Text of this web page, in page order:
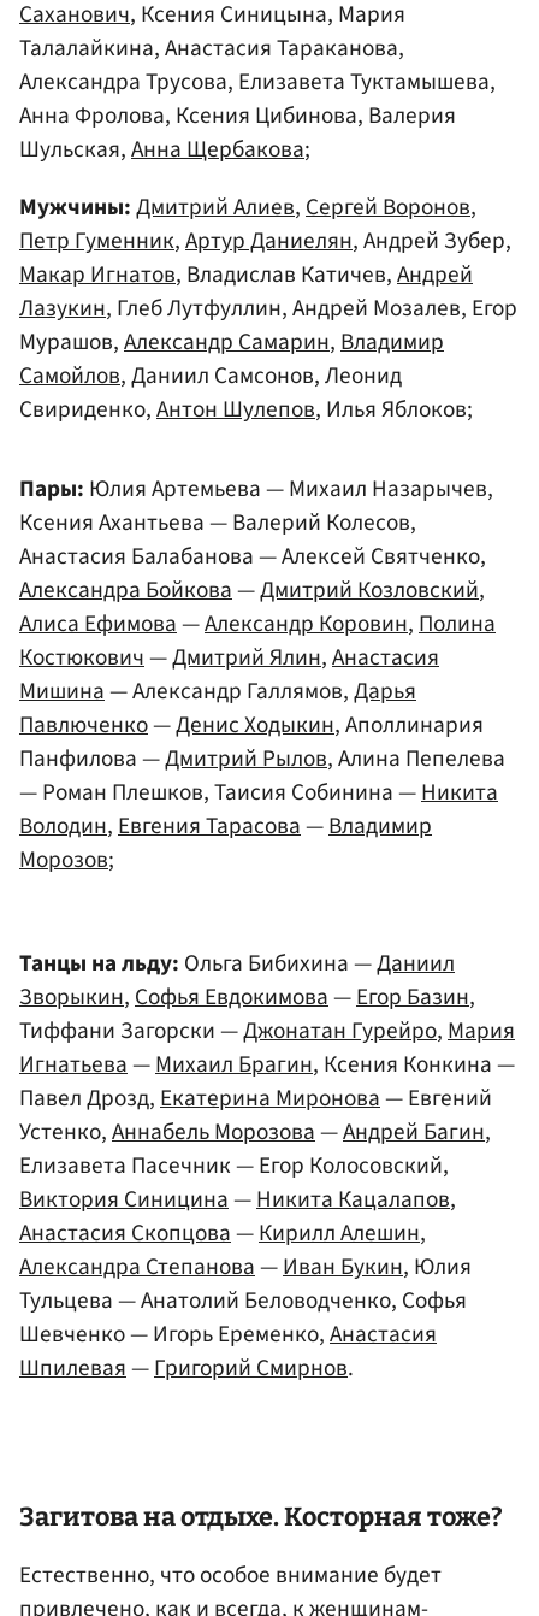
Саханович, Ксения Синицына, Мария
Талалайкина, Анастасия Тараканова,
Александра Трусова, Елизавета Туктамышева,
Анна Фролова, Ксения Цибинова, Валерия
Шульская,Анна Щербакова;
Мужчины:Дмитрий Алиев,Сергей Воронов,
Петр Гуменник,Артур Даниелян, Андрей Зубер,
Макар Игнатов, Владислав Катичев,Андрей
Лазукин, Глеб Лутфуллин, Андрей Мозалев, Егор
Мурашов,Александр Самарин,Владимир
Самойлов, Даниил Самсонов, Леонид
Свириденко,Антон Шулепов, Илья Яблоков;
Пары: Юлия Артемьева — Михаил Назарычев,
Ксения Ахантьева — Валерий Колесов,
Анастасия Балабанова — Алексей Святченко,
Александра Бойкова—Дмитрий Козловский,
Алиса Ефимова—Александр Коровин,Полина
Костюкович—Дмитрий Ялин,Анастасия
Мишина— Александр Галлямов,Дарья
Павлюченко—Денис Ходыкин, Аполлинария
Панфилова —Дмитрий Рылов, Алина Пепелева
— Роман Плешков, Таисия Собинина —Никита
Володин,Евгения Тарасова—Владимир
Морозов;
Танцы на льду: Ольга Бибихина —Даниил
Зворыкин, Софья Евдокимова—Егор Базин,
Тиффани Загорски —Джонатан Гурейро, Мария
Игнатьева—Михаил Брагин, Ксения Конкина —
Павел Дрозд, Екатерина Миронова— Евгений
Устенко,Аннабель Морозова—Андрей Багин,
Елизавета Пасечник — Егор Колосовский,
Виктория Синицина—Никита Кацалапов,
Анастасия Скопцова—Кирилл Алешин,
Александра Степанова—Иван Букин, Юлия
Тульцева — Анатолий Беловодченко, Софья
Шевченко — Игорь Еременко,Анастасия
Шпилевая—Григорий Смирнов.
Загитова на отдыхе. Косторная тоже?
Естественно, что особое внимание будет
привлечено, как и всегда, к женщинам-